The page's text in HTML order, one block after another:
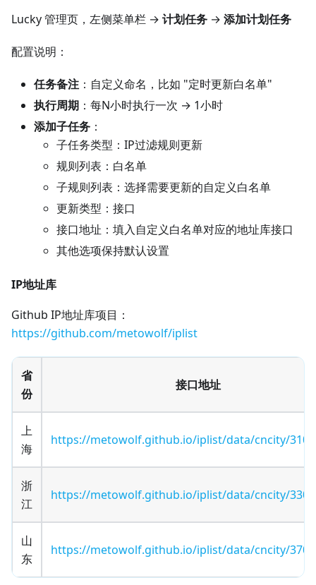
Lucky 管理页，左侧菜单栏 → 计划任务 → 添加计划任务
配置说明：
任务备注：自定义命名，比如 "定时更新白名单"
执行周期 ：每N小时执行一次 → 1小时
添加子任务 ：
子任务类型：IP过滤规则更新
规则列表：白名单
子规则列表：选择需要更新的自定义白名单
更新类型：接口
接口地址：填入自定义白名单对应的地址库接口
其他选项保持默认设置
IP地址库
Github IP地址库项目：
https://github.com/metowolf/iplist
省
份
接口地址
上
海
https://metowolf.github.io/iplist/data/cncity/
浙
江
https://metowolf.github.io/iplist/data/cncity/
山
东
https://metowolf.github.io/iplist/data/cncity/